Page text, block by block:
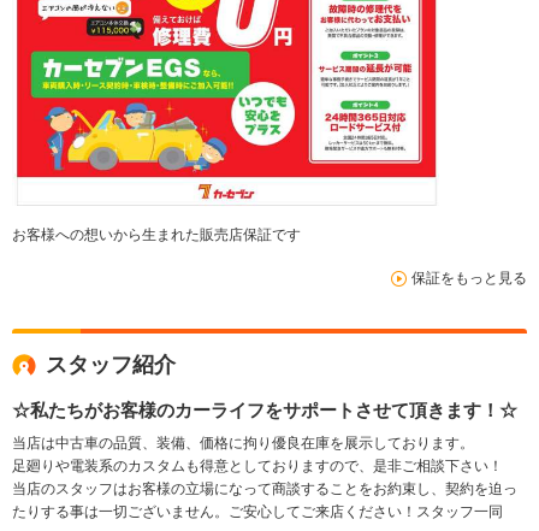
お客様への想いから生まれた販売店保証です
保証をもっと見る
スタッフ紹介
☆私たちがお客様のカーライフをサポートさせて頂きます！☆
当店は中古車の品質、装備、価格に拘り優良在庫を展示しております。
足廻りや電装系のカスタムも得意としておりますので、是非ご相談下さい！
当店のスタッフはお客様の立場になって商談することをお約束し、契約を迫っ
たりする事は一切ございません。ご安心してご来店ください！スタッフ一同